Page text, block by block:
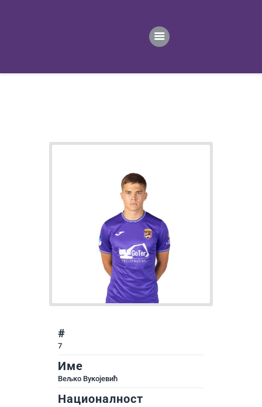
ПРОДАВНИЦА
#
7
Име
Вељко Вукојевић
Националност